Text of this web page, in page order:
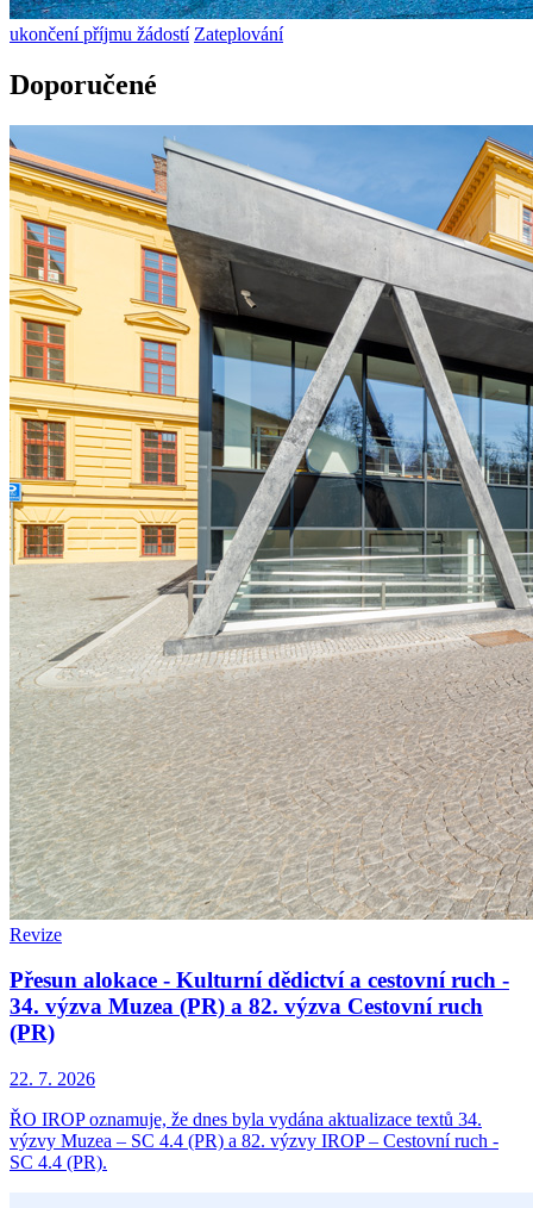
ukončení příjmu žádostí Zateplování
Doporučené
Revize
Přesun alokace - Kulturní dědictví a cestovní ruch -
34. výzva Muzea (PR) a 82. výzva Cestovní ruch
(PR)
22. 7. 2026
ŘO IROP oznamuje, že dnes byla vydána aktualizace textů 34.
výzvy Muzea – SC 4.4 (PR) a 82. výzvy IROP – Cestovní ruch -
SC 4.4 (PR).